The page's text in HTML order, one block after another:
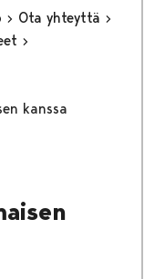
Ota yhteyttä
kanssa